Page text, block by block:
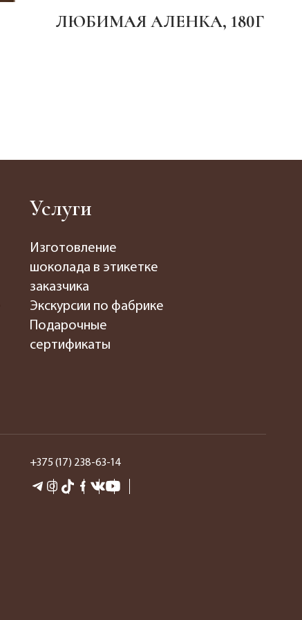
ЛЮБИМАЯ АЛЕНКА, 180Г
Услуги
Изготовление
шоколада в этикетке
заказчика
Экскурсии по фабрике
Подарочные
сертификаты
+375 (17) 238-63-14